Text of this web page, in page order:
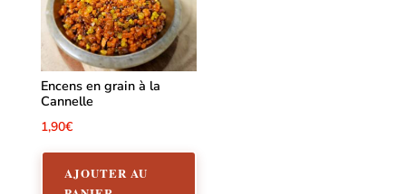
Encens en grain à la
Cannelle
1,90€
AJOUTER AU